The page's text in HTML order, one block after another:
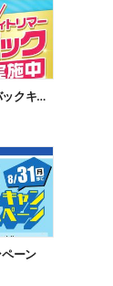
【Panasonic】キャッシュバックキャンペーン
ーン